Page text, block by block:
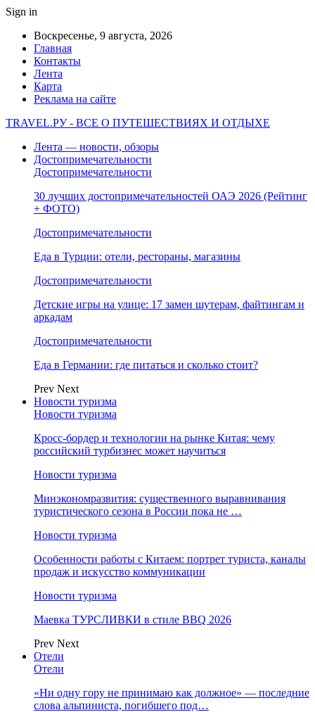
Sign in
Воскресенье, 9 августа, 2026
Главная
Контакты
Лента
Карта
Реклама на сайте
TRAVEL.РУ - ВСЕ О ПУТЕШЕСТВИЯХ И ОТДЫХЕ
Лента — новости, обзоры
Достопримечательности
Достопримечательности
30 лучших достопримечательностей ОАЭ 2026 (Рейтинг
+ ФОТО)
Достопримечательности
Еда в Турции: отели, рестораны, магазины
Достопримечательности
Детские игры на улице: 17 замен шутерам, файтингам и
аркадам
Достопримечательности
Еда в Германии: где питаться и сколько стоит?
Prev Next
Новости туризма
Новости туризма
Кросс-бордер и технологии на рынке Китая: чему
российский турбизнес может научиться
Новости туризма
Минэкономразвития: существенного выравнивания
туристического сезона в России пока не …
Новости туризма
Особенности работы с Китаем: портрет туриста, каналы
продаж и искусство коммуникации
Новости туризма
Маевка ТУРСЛИВКИ в стиле BBQ 2026
Prev Next
Отели
Отели
«Ни одну гору не принимаю как должное» — последние
слова альпиниста, погибшего под…